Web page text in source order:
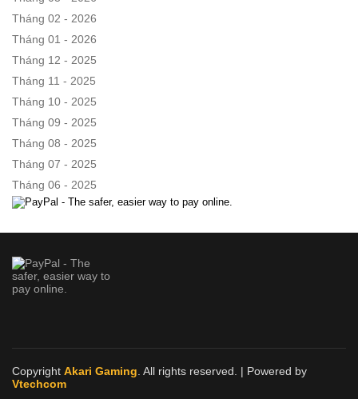
Tháng 02 - 2026
Tháng 01 - 2026
Tháng 12 - 2025
Tháng 11 - 2025
Tháng 10 - 2025
Tháng 09 - 2025
Tháng 08 - 2025
Tháng 07 - 2025
Tháng 06 - 2025
Copyright Akari Gaming . All rights reserved. | Powered by
Vtechcom